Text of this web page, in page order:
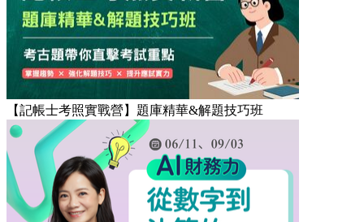
【記帳士考照實戰營】題庫精華&解題技巧班